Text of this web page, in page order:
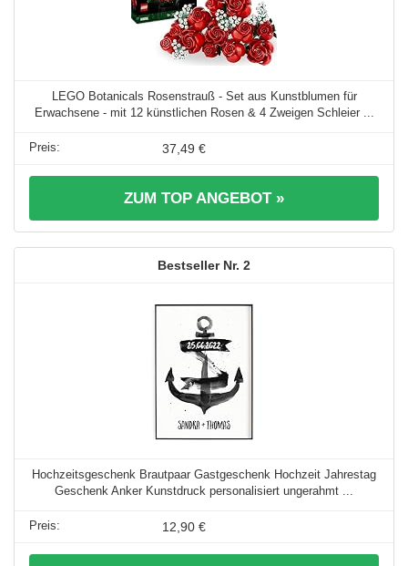
LEGO Botanicals Rosenstrauß - Set aus Kunstblumen für
Erwachsene - mit 12 künstlichen Rosen & 4 Zweigen Schleier ...
37,49 €
ZUM TOP ANGEBOT »
2
Hochzeitsgeschenk Brautpaar Gastgeschenk Hochzeit Jahrestag
Geschenk Anker Kunstdruck personalisiert ungerahmt ...
12,90 €